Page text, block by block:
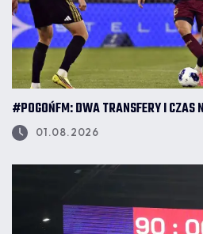
#POGOŃFM: DWA TRANSFERY I CZAS
01.08.2026